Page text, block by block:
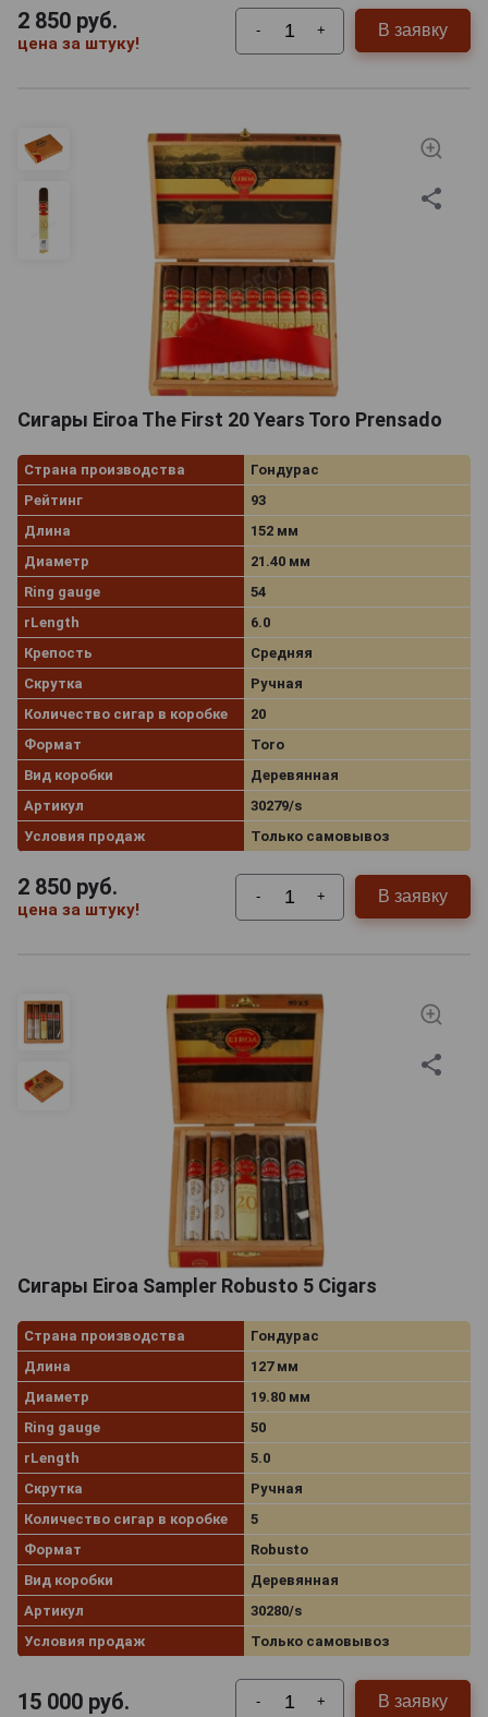
2 850 руб.
цена за штуку!
- + В заявку
Сигары Eiroa The First 20 Years Toro Prensado
Страна производства
Гондурас
Рейтинг
93
Длина
152 мм
Диаметр
21.40 мм
Ring gauge
54
rLength
6.0
Крепость
Средняя
Скрутка
Ручная
Количество сигар в коробке
20
Формат
Toro
Вид коробки
Деревянная
Артикул
30279/s
Условия продаж
Только самовывоз
2 850 руб.
цена за штуку!
- + В заявку
Сигары Eiroa Sampler Robusto 5 Cigars
Страна производства
Гондурас
Длина
127 мм
Диаметр
19.80 мм
Ring gauge
50
rLength
5.0
Скрутка
Ручная
Количество сигар в коробке
5
Формат
Robusto
Вид коробки
Деревянная
Артикул
30280/s
Условия продаж
Только самовывоз
15 000 руб. - + В заявку